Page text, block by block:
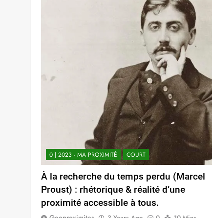
0 | 2023 - MA PROXIMITÉ COURT
À la recherche du temps perdu (Marcel
Proust) : rhétorique & réalité d’une
proximité accessible à tous.